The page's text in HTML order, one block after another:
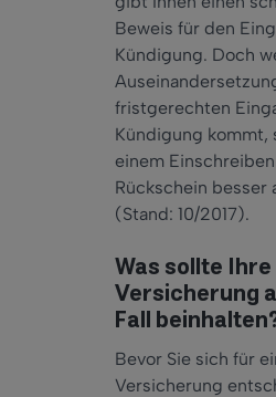
Beweis für den
Kündigung. Doch
fristgerechten
Kündigung kommt,
einem
Rückschein besser
(Stand: 10/2017).
Was sollte
Versicherung
Fall
Bevor Sie sich für
Versicherung